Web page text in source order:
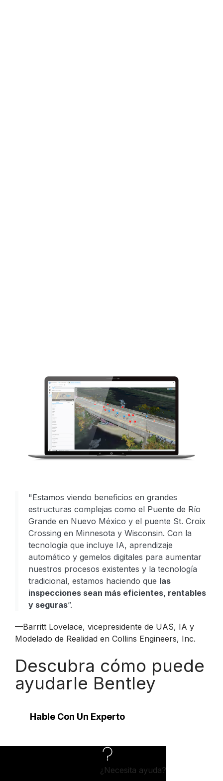
"Estamos viendo beneficios en grandes
estructuras complejas como el Puente de Río
Grande en Nuevo México y el puente St. Croix
Crossing en Minnesota y Wisconsin. Con la
tecnología que incluye IA, aprendizaje
automático y gemelos digitales para aumentar
nuestros procesos existentes y la tecnología
tradicional, estamos haciendo que las
inspecciones sean más eficientes, rentables
y seguras”.
—Barritt Lovelace, vicepresidente de UAS, IA y
Modelado de Realidad en Collins Engineers, Inc.
Descubra cómo puede
ayudarle Bentley
Hable Con Un Experto
¿Necesita ayuda?